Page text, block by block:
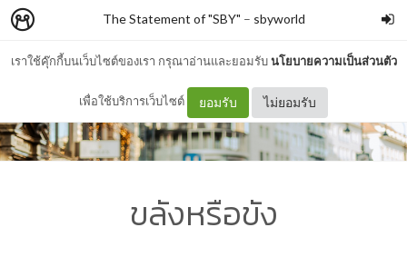
เราใช้คุ๊กกี้บนเว็บไซต์ของเรา กรุณาอ่านและยอมรับนโยบายความเป็นส่วนตัว
เพื่อใช้บริการเว็บไซต์ ยอมรับ ไม่ยอมรับ
The Statement of "SBY" – sbyworld
ขลังหรือขัง